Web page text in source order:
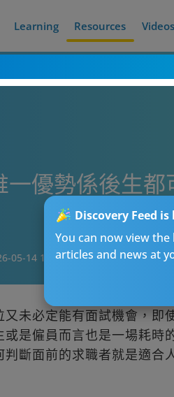
Learning Resources Videos
Discovery Feed
You can now view the
articles and news at
一優勢係後生
05-14 13:15
未必定能有面試機會，即
是僱員而言也是一場耗時
斷面前的求職者就是適合